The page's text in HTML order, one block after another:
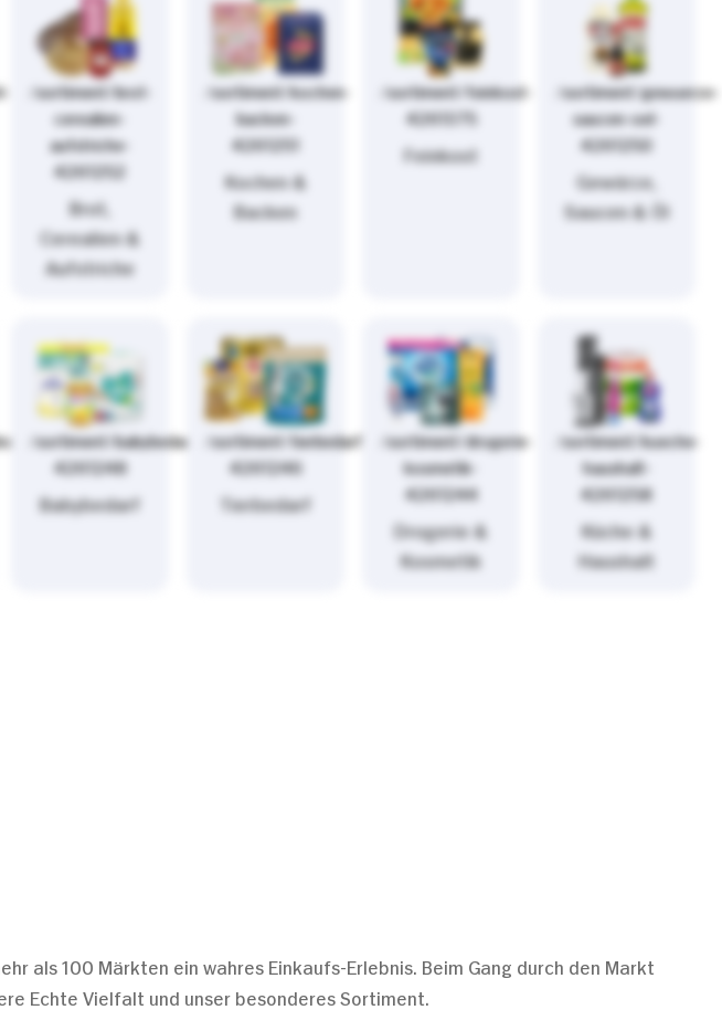
/sortiment/brot-
cerealien-
aufstriche-
4261252
Brot,
Cerealien &
Aufstriche
/sortiment/kochen-
backen-
4261251
Kochen &
Backen
/sortiment/feinkost-
4261375
Feinkost
/sortiment/gewuerze-
saucen-oel-
4261250
Gewürze,
Saucen & Öl
/sortiment/babybedarf-
4261248
Babybedarf
/sortiment/tierbedarf-
4261246
Tierbedarf
/sortiment/drogerie-
kosmetik-
4261244
Drogerie &
Kosmetik
/sortiment/kueche-
haushalt-
4261258
Küche &
Haushalt
als 100 Märkten ein wahres Einkaufs-Erlebnis. Beim Gang durch den Markt
Echte Vielfalt und unser besonderes Sortiment.